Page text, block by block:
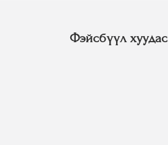
Фэйсбүүл хуудас